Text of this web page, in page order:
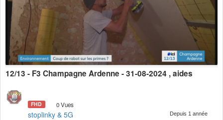
12/13 - F3 Champagne Ardenne - 31-08-2024 , aides
FHD 0 Vues
stoplinky & 5G Depuis 1 année